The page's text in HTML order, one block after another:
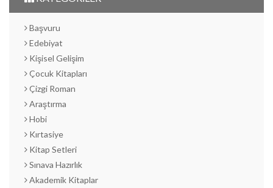
Başvuru
Edebiyat
Kişisel Gelişim
Çocuk Kitapları
Çizgi Roman
Araştırma
Hobi
Kırtasiye
Kitap Setleri
Sınava Hazırlık
Akademik Kitaplar